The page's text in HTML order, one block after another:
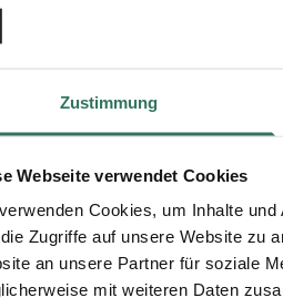
Zustimmung
Webseite verwendet Cookies
Cookies, um Inhalte
Zugriffe auf unsere Website zu
an unsere Partner für soziale
mit weiteren Daten